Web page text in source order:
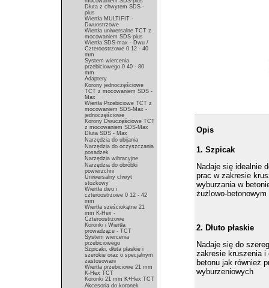
Dłuta z chwytem SDS -
plus
Wiertła MULTIFIT -
Dwuostrzowe
Wiertła uniwersalne TCT z
mocowaniem SDS-plus
Wiertła SDS-max - Dwu /
Czteroostrzowe 0 12 - 40
mm
System wiercenia
przebiciowego 0 40 - 80
mm
Adaptery
Korony jednoczęściowe
TCT z mocowaniem SDS -
Max
Wiertła Przebiciowe TCT z
mocowaniem SDS-Max -
jednoczęściowe
Korony Dwuczęściowe TCT
z mocowaniem SDS-Max
Dłuta SDS - Max
Narzędzia do ubijania
Narzędzia do oczyszczania
posadzek
Narzędzia wibracyjne
Narzędzia do obróbki
powierzchni
Uniwersalny chwyt
stożkowy
Wiertła dwu i
czteroostrzowe 0 12 - 42
mm
Wiertła sześciokątne 21
mm K-Hex -
Czteroostrzowe
Koronki i Wiertła
prowadzące - TCT
System wiercenia
przebiciowego
Szpicaki, dłuta płaskie i
szerokie oraz o specjalnym
zastosowani
Wiertła przebiciowe 21 mm
K-Hex TCT
Koronki 21 mm K+Hex TCT
Akcesoria do koronek
Opis
1. Szpicak
Nadaje się idealnie
prac w zakresie
wyburzania w
żużlowo-betonowym
2. Dłuto płaskie
Nadaje się do
zakresie kruszenia i
betonu jak również
wyburzeniowych